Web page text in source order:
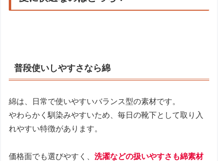
普段使いしやすさなら綿
綿は、日常で使いやすいバランス型の素材です。
やわらかく馴染みやすいため、毎日の靴下として取り入
れやすい特徴があります。
価格面でも選びやすく、洗濯などの扱いやすさも綿素材